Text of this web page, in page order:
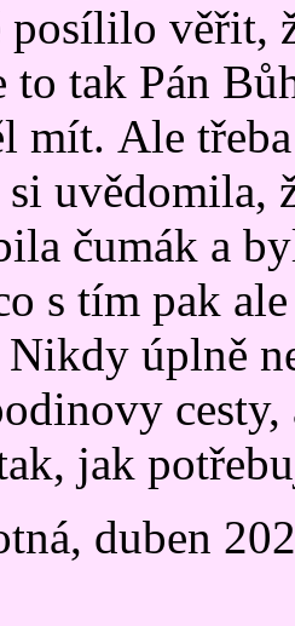
posílilo věřit,
to tak Pán
mít. Ale
uvědomila,
čumák a
s tím pak
úplně
cesty,
jak
duben